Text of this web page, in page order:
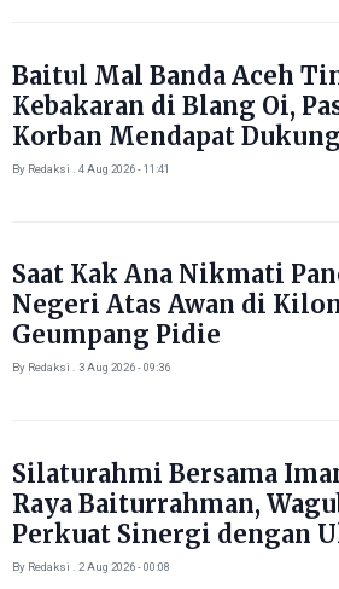
Baitul Mal Banda Aceh
Kebakaran di Blang Oi,
Korban Mendapat
Kebutuhan Pokok
By Redaksi . 4 Aug 2026 - 11:41
Saat Kak Ana Nikmati
Negeri Atas Awan di
Geumpang Pidie
By Redaksi . 3 Aug 2026 - 09:36
Silaturahmi Bersama
Raya Baiturrahman,
Perkuat Sinergi dengan
By Redaksi . 2 Aug 2026 - 00:08